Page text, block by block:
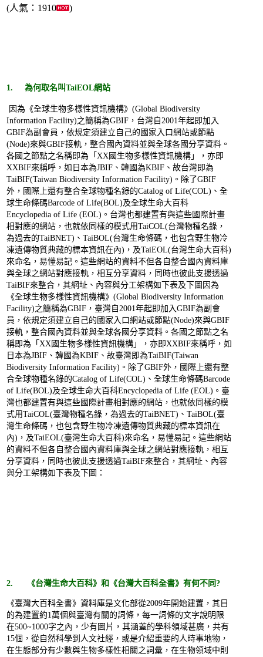
(人氣：1910
)
1. 為何取名叫TaiEOL網站
因為《全球生物多樣性資訊機構》(Global Biodiversity
Information Facility)之簡稱為GBIF，台灣自2001年起即加入
GBIF為副會員，依規定須建立自己的國家入口網站或節點
(Node)來與GBIF接軌，整合國內資料並與全球各國分享資料。
各國之節點之名稱即為「XX國生物多樣性資訊機構」，亦即
XXBIF來稱呼，如日本為JBIF、韓國為KBIF、故台灣即為
TaiBIF(Taiwan Biodiversity Information Facility)。除了GBIF
外，國際上還有整合全球物種名錄的Catalog of Life(COL)、全
球生命條碼Barcode of Life(BOL)及全球生命大百科
Encyclopedia of Life (EOL)。台灣也都建置有與這些國際計畫
相對應的網站，也就依同樣的模式用TaiCOL(台灣物種名錄，
為過去的TaiBNET)、TaiBOL(台灣生命條碼，也包含野生物冷
凍遺傳物質典藏的標本資訊在內)，及TaiEOL(台灣生命大百科)
來命名，易懂易記。這些網站的資料不但各自整合國內資料庫
與全球之網站對應接軌，相互分享資料，同時也彼此支援透過
TaiBIF來整合，其網址、內容與分工架構如下表及下圖因為
《全球生物多樣性資訊機構》(Global Biodiversity Information
Facility)之簡稱為GBIF，臺灣自2001年起即加入GBIF為副會
員，依規定須建立自己的國家入口網站或節點(Node)來與GBIF
接軌，整合國內資料並與全球各國分享資料。各國之節點之名
稱即為「XX國生物多樣性資訊機構」，亦即XXBIF來稱呼，如
日本為JBIF、韓國為KBIF、故臺灣即為TaiBIF(Taiwan
Biodiversity Information Facility)。除了GBIF外，國際上還有整
合全球物種名錄的Catalog of Life(COL)、全球生命條碼Barcode
of Life(BOL)及全球生命大百科Encyclopedia of Life (EOL)。臺
灣也都建置有與這些國際計畫相對應的網站，也就依同樣的模
式用TaiCOL(臺灣物種名錄，為過去的TaiBNET)、TaiBOL(臺
灣生命條碼，也包含野生物冷凍遺傳物質典藏的標本資訊在
內)，及TaiEOL(臺灣生命大百科)來命名，易懂易記。這些網站
的資料不但各自整合國內資料庫與全球之網站對應接軌，相互
分享資料，同時也彼此支援透過TaiBIF來整合，其網址、內容
與分工架構如下表及下圖：
2. 《台灣生命大百科》和《台灣大百科全書》有何不同?
《臺灣大百科全書》資料庫是文化部從2009年開始建置，其目
的為建置約1萬個與臺灣有關的詞條，每一詞條的文字說明限
在500~1000字之內，少有圖片，其涵蓋的學科領域甚廣，共有
15個，從自然科學到人文社經，或是介紹重要的人時事地物，
在生態部分有少數與生物多樣性相關之詞彙，在生物領域中則